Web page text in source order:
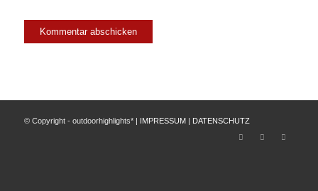
© Copyright - outdoorhighlights* | IMPRESSUM DATENSCHUTZ